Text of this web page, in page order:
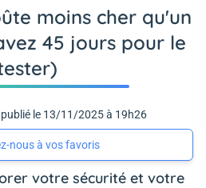
moins cher qu'un
45 jours pour le
publié le 13/11/2025 à 19h26
nous à vos favoris
votre sécurité et votre